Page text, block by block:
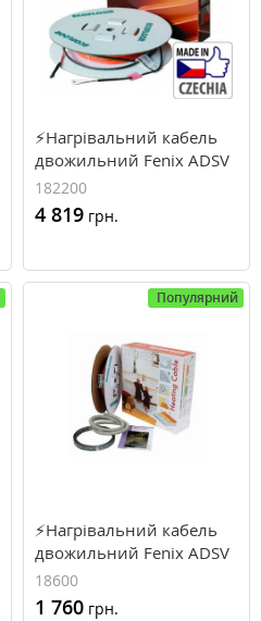
⚡Нагрівальний кабель
двожильний Fenix ADSV
182200, 13.7...15.7м²,
2200Вт, 122.2м.п,
18Вт\м.п
182200
4 819 грн.
Популярний
⚡Нагрівальний кабель
двожильний Fenix ADSV
18600, 3.7...4.3м², 600Вт,
34.4м.п, 18Вт\м.п
18600
1 760 грн.